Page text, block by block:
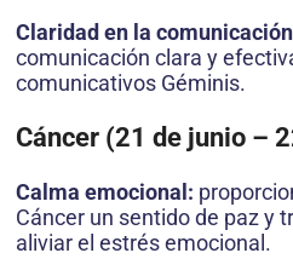
Claridad en la
comunicación clara y
comunicativos Géminis.
Cáncer (21 de junio –
Calma emocional:
Cáncer un sentido de paz y
aliviar el estrés emocional.